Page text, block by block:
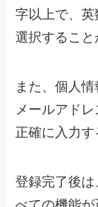
字以上で、
選択すること
また、個人
メールアド
正確に入力す
登録完了後